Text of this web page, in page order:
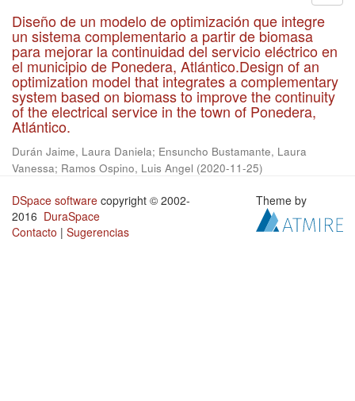
Diseño de un modelo de optimización que integre
un sistema complementario a partir de biomasa
para mejorar la continuidad del servicio eléctrico en
el municipio de Ponedera, Atlántico.Design of an
optimization model that integrates a complementary
system based on biomass to improve the continuity
of the electrical service in the town of Ponedera,
Atlántico.
Durán Jaime, Laura Daniela; Ensuncho Bustamante, Laura
Vanessa; Ramos Ospino, Luis Angel (2020-11-25)
DSpace software copyright © 2002-
2016 DuraSpace
Contacto | Sugerencias
Theme by